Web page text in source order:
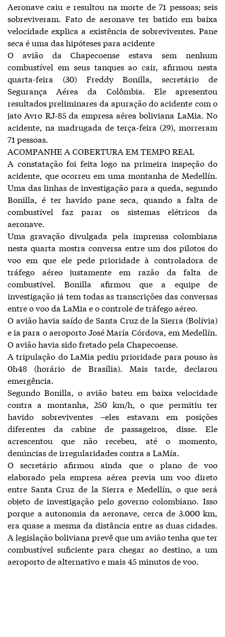
Aeronave caiu e resultou na morte de 71 pessoas; seis
sobreviveram. Fato de aeronave ter batido em baixa
velocidade explica a existência de sobreviventes. Pane
seca é uma das hipóteses para acidente
O avião da Chapecoense estava sem nenhum
combustível em seus tanques ao cair, afirmou nesta
quarta-feira (30) Freddy Bonilla, secretário de
Segurança Aérea da Colômbia. Ele apresentou
resultados preliminares da apuração do acidente com o
jato Avro RJ-85 da empresa aérea boliviana LaMia. No
acidente, na madrugada de terça-feira (29), morreram
71 pessoas.
ACOMPANHE A COBERTURA EM TEMPO REAL
A constatação foi feita logo na primeira inspeção do
acidente, que ocorreu em uma montanha de Medellín.
Uma das linhas de investigação para a queda, segundo
Bonilla, é ter havido pane seca, quando a falta de
combustível faz parar os sistemas elétricos da
aeronave.
Uma gravação divulgada pela imprensa colombiana
nesta quarta mostra conversa entre um dos pilotos do
voo em que ele pede prioridade à controladora de
tráfego aéreo justamente em razão da falta de
combustível. Bonilla afirmou que a equipe de
investigação já tem todas as transcrições das conversas
entre o voo da LaMia e o controle de tráfego aéreo.
O avião havia saído de Santa Cruz de la Sierra (Bolívia)
e ia para o aeroporto José María Córdova, em Medellín.
O avião havia sido fretado pela Chapecoense.
A tripulação do LaMia pediu prioridade para pouso às
0h48 (horário de Brasília). Mais tarde, declarou
emergência.
Segundo Bonilla, o avião bateu em baixa velocidade
contra a montanha, 250 km/h, o que permitiu ter
havido sobreviventes –eles estavam em posições
diferentes da cabine de passageiros, disse. Ele
acrescentou que não recebeu, até o momento,
denúncias de irregularidades contra a LaMía.
O secretário afirmou ainda que o plano de voo
elaborado pela empresa aérea previa um voo direto
entre Santa Cruz de la Sierra e Medellín, o que será
objeto de investigação pelo governo colombiano. Isso
porque a autonomia da aeronave, cerca de 3.000 km,
era quase a mesma da distância entre as duas cidades.
A legislação boliviana prevê que um avião tenha que ter
combustível suficiente para chegar ao destino, a um
aeroporto de alternativo e mais 45 minutos de voo.